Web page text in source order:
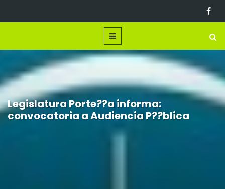
Legislatura Porte??a informa:
convocatoria a Audiencia P??blica